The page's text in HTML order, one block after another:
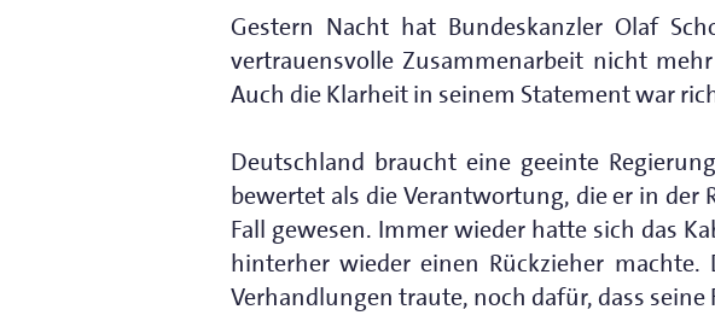
Gestern Nacht hat Bundeskanzler Olaf
vertrauensvolle Zusammenarbeit nicht
Auch die Klarheit in seinem Statement war
Deutschland braucht eine geeinte
bewertet als die Verantwortung, die er in
Fall gewesen. Immer wieder hatte sich das
hinterher wieder einen Rückzieher
Verhandlungen traute, noch dafür, dass